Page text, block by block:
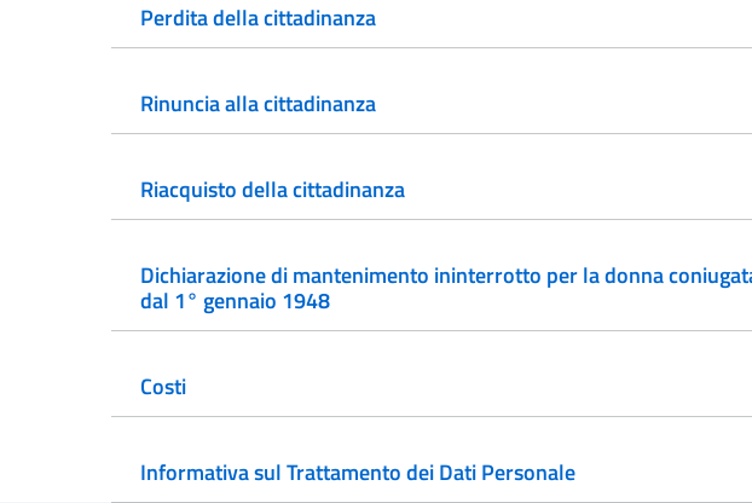
Perdita della cittadinanza
Rinuncia alla cittadinanza
Riacquisto della cittadinanza
Dichiarazione di mantenimento ininterrotto per la donna
dal 1° gennaio 1948
Costi
Informativa sul Trattamento dei Dati Personale